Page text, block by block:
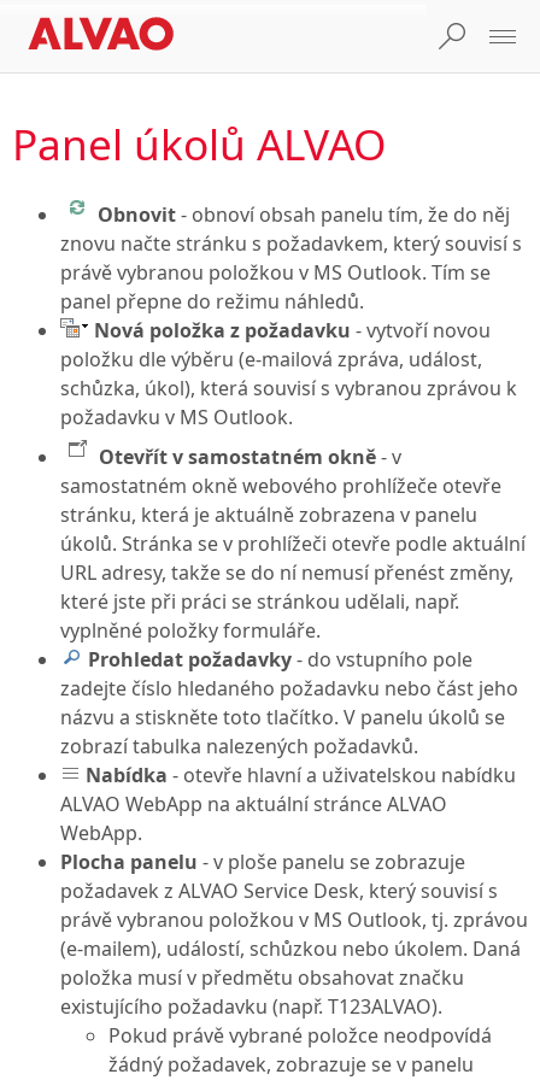
Panel úkolů ALVAO
Obnovit- obnoví obsah panelu tím, že do něj
znovu načte stránku s požadavkem, který souvisí s
právě vybranou položkou v MS Outlook. Tím se
panel přepne do režimu náhledů.
Nová položka z požadavku - vytvoří novou
položku dle výběru (e-mailová zpráva, událost,
schůzka, úkol), která souvisí s vybranou zprávou k
požadavku v MS Outlook.
Otevřít v samostatném okně- v
samostatném okně webového prohlížeče otevře
stránku, která je aktuálně zobrazena v panelu
úkolů. Stránka se v prohlížeči otevře podle aktuální
URL adresy, takže se do ní nemusí přenést změny,
které jste při práci se stránkou udělali, např.
vyplněné položky formuláře.
Prohledat požadavky- do vstupního pole
zadejte číslo hledaného požadavku nebo část jeho
názvu a stiskněte toto tlačítko. V panelu úkolů se
zobrazí tabulka nalezených požadavků.
Nabídka - otevře hlavní a uživatelskou nabídku
ALVAO WebApp na aktuální stránce ALVAO
WebApp.
Plocha panelu - v ploše panelu se zobrazuje
požadavek z ALVAO Service Desk, který souvisí s
právě vybranou položkou v MS Outlook, tj. zprávou
(e-mailem), událostí, schůzkou nebo úkolem. Daná
položka musí v předmětu obsahovat značku
existujícího požadavku (např. T123ALVAO).
Pokud právě vybrané položce neodpovídá
žádný požadavek, zobrazuje se v panelu